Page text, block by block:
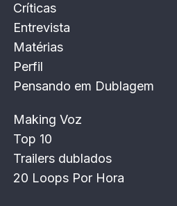
Críticas
Entrevista
Matérias
Perfil
Pensando em Dublagem
Making Voz
Top 10
Trailers dublados
20 Loops Por Hora